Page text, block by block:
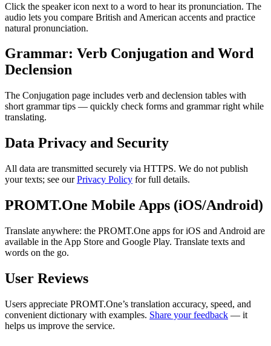
Click the speaker icon next to a word to hear its pronunciation. The
audio lets you compare British and American accents and practice
natural pronunciation.
Grammar: Verb Conjugation and Word
Declension
The Conjugation page includes verb and declension tables with
short grammar tips — quickly check forms and grammar right while
translating.
Data Privacy and Security
All data are transmitted securely via HTTPS. We do not publish
your texts; see ourPrivacy Policy for full details.
PROMT.One Mobile Apps (iOS/Android)
Translate anywhere: the PROMT.One apps for iOS and Android are
available in the App Store and Google Play. Translate texts and
words on the go.
User Reviews
Users appreciate PROMT.One’s translation accuracy, speed, and
convenient dictionary with examples. Share your feedback — it
helps us improve the service.